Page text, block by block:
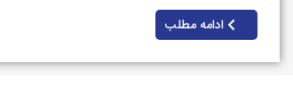
ادامه مطلب